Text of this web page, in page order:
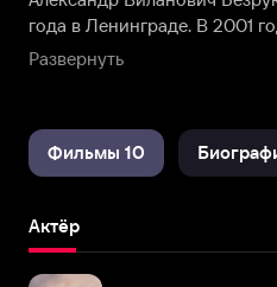
года в Ленинграде. В 2001
Петербургскую
выступить в нескольких
играл Федерико
в “Самоубийце”, сразу
наконец, царя Салтана в
Развернуть
Фильмы 10
Актёр